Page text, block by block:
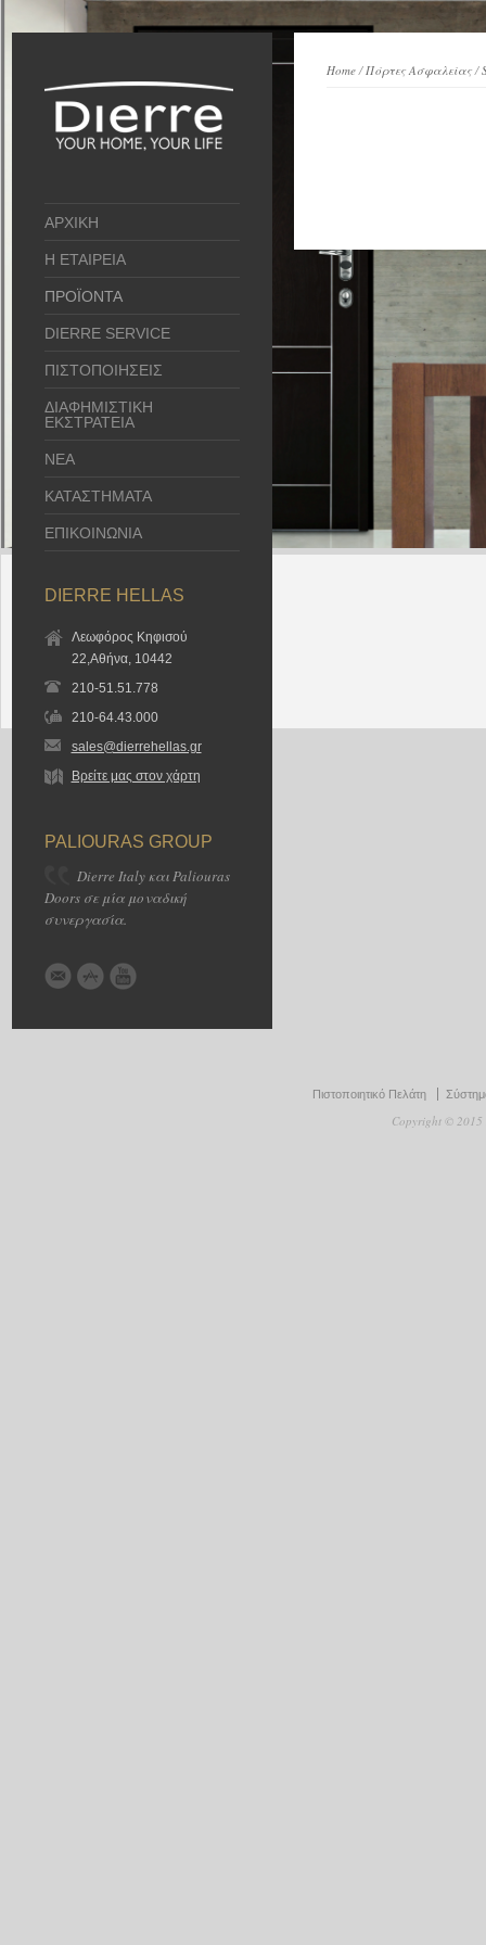
ΑΡΧΙΚΗ
Η ΕΤΑΙΡΕΙΑ
ΠΡΟΪΟΝΤΑ
DIERRE SERVICE
ΠΙΣΤΟΠΟΙΗΣΕΙΣ
ΔΙΑΦΗΜΙΣΤΙΚΗ
ΕΚΣΤΡΑΤΕΙΑ
ΝΕΑ
ΚΑΤΑΣΤΗΜΑΤΑ
ΕΠΙΚΟΙΝΩΝΙΑ
DIERRE HELLAS
Λεωφόρος Κηφισού
22,Αθήνα, 10442
210-51.51.778
210-64.43.000
sales@dierrehellas.gr
Βρείτε μας στον χάρτη
PALIOURAS GROUP
Dierre Italy και Paliouras
Doors σε μία μοναδική
συνεργασία.
Home/Πόρτες Ασφαλείας/
Πιστοποιητικό Πελάτη
Copyright ©